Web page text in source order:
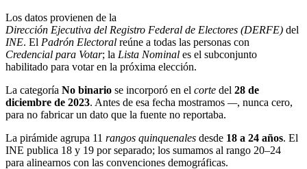
Los datos provienen de la
Dirección Ejecutiva del Registro Federal de Electores (DERFE) del
INE. El Padrón Electoral reúne a todas las personas con
Credencial para Votar; la Lista Nominal es el subconjunto
habilitado para votar en la próxima elección.
La categoría No binario se incorporó en el corte del 28 de
diciembre de 2023. Antes de esa fecha mostramos —, nunca cero,
para no fabricar un dato que la fuente no reportaba.
La pirámide agrupa 11 rangos quinquenales desde 18 a 24 años. El
INE publica 18 y 19 por separado; los sumamos al rango 20–24
para alinearnos con las convenciones demográficas.